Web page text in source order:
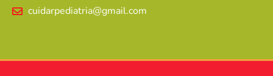
cuidarpediatria@gmail.com